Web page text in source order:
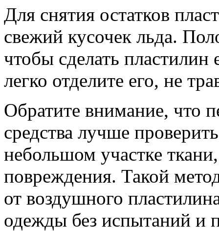
Для снятия остатков
свежий кусочек льда.
чтобы сделать
легко отделите его, не
Обратите внимание, что
средства лучше
небольшом участке
повреждения. Такой
от воздушного
одежды без испытаний и